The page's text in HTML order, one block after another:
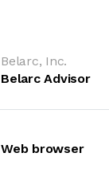
Belarc, Inc.
Belarc Advisor
Web browser